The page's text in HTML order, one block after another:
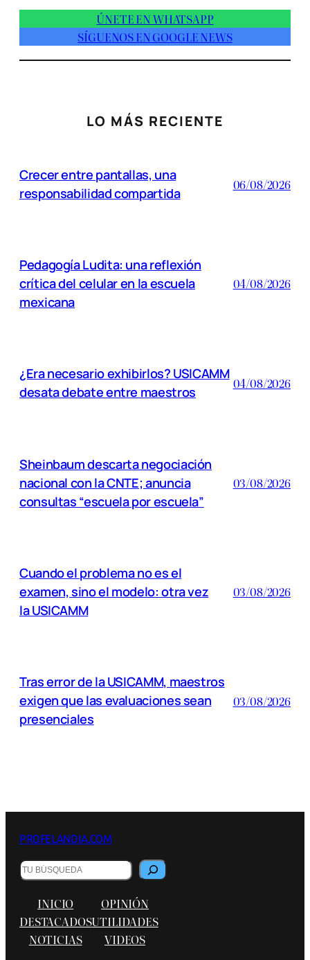
ÚNETE EN WHATSAPP
SÍGUENOS EN GOOGLE NEWS
LO MÁS RECIENTE
Crecer entre pantallas, una
responsabilidad compartida
06/08/2026
Pedagogía Ludita: una reflexión
crítica del celular en la escuela
mexicana
04/08/2026
¿Era necesario exhibirlos? USICAMM
desata debate entre maestros
04/08/2026
Sheinbaum descarta negociación
nacional con la CNTE; anuncia
consultas “escuela por escuela”
03/08/2026
Cuando el problema no es el
examen, sino el modelo: otra vez
la USICAMM
03/08/2026
Tras error de la USICAMM, maestros
exigen que las evaluaciones sean
presenciales
03/08/2026
PROFELANDIA.COM
Buscar
INICIO
DESTACADOS
NOTICIAS
OPINIÓN
UTILIDADES
VIDEOS